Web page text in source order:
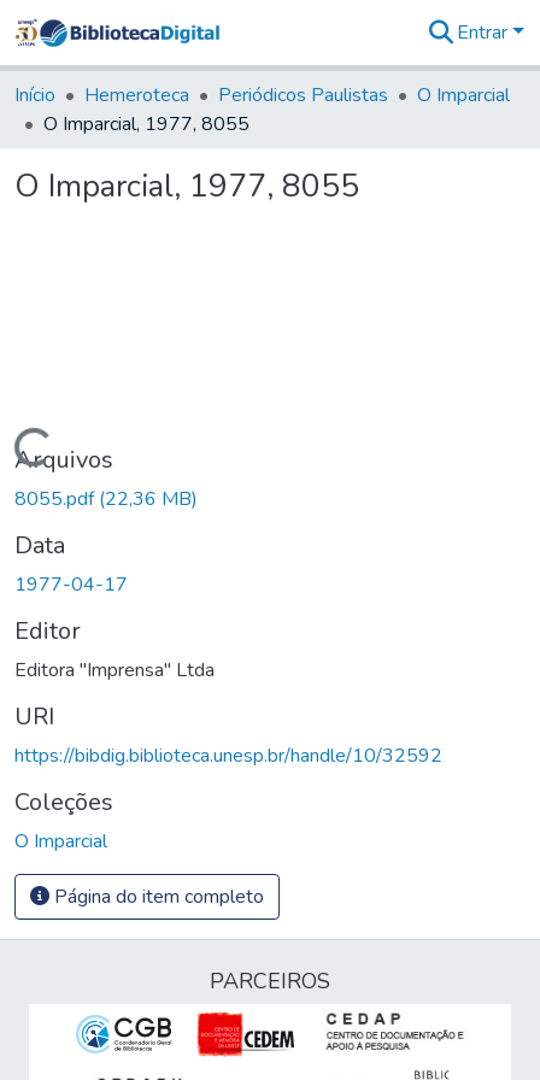
&
Coleções
Tudo na
Digital
Entrar
Início Hemeroteca Periódicos Paulistas
O Imparcial
O Imparcial, 1977, 8055
O Imparcial, 1977, 8055
Carregando...
Arquivos
8055.pdf(22,36 MB)
Data
1977-04-17
Editor
Editora "Imprensa" Ltda
URI
https://bibdig.biblioteca.unesp.br/handle/10/32592
Coleções
O Imparcial
Página do item completo
PARCEIROS